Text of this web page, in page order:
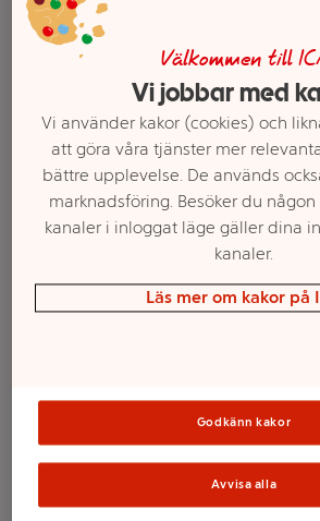
Brännare
Välkommen till
Vi jobbar med
Vi använder kakor (cookies) och
att göra våra tjänster mer
bättre upplevelse. De används
marknadsföring. Besöker du
kanaler i inloggat läge gäller dina
kanaler.
Läs mer om kakor på
Godkänn kakor
Avvisa alla